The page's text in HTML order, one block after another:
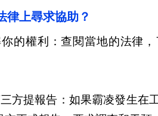
律上尋求協助？
的權利：查閱當地的法律
方提報告： 如果霸凌發生在